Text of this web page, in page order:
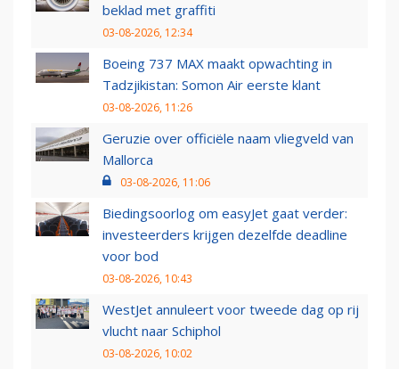
beklad met graffiti
03-08-2026, 12:34
Boeing 737 MAX maakt opwachting in
Tadzjikistan: Somon Air eerste klant
03-08-2026, 11:26
Geruzie over officiële naam vliegveld van
Mallorca
03-08-2026, 11:06
Biedingsoorlog om easyJet gaat verder:
investeerders krijgen dezelfde deadline
voor bod
03-08-2026, 10:43
WestJet annuleert voor tweede dag op rij
vlucht naar Schiphol
03-08-2026, 10:02